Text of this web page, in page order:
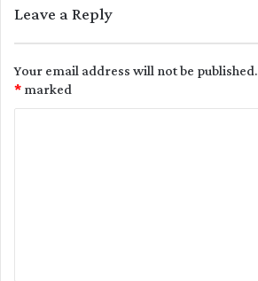
Leave a Reply
Your email address will not be published.
marked
*